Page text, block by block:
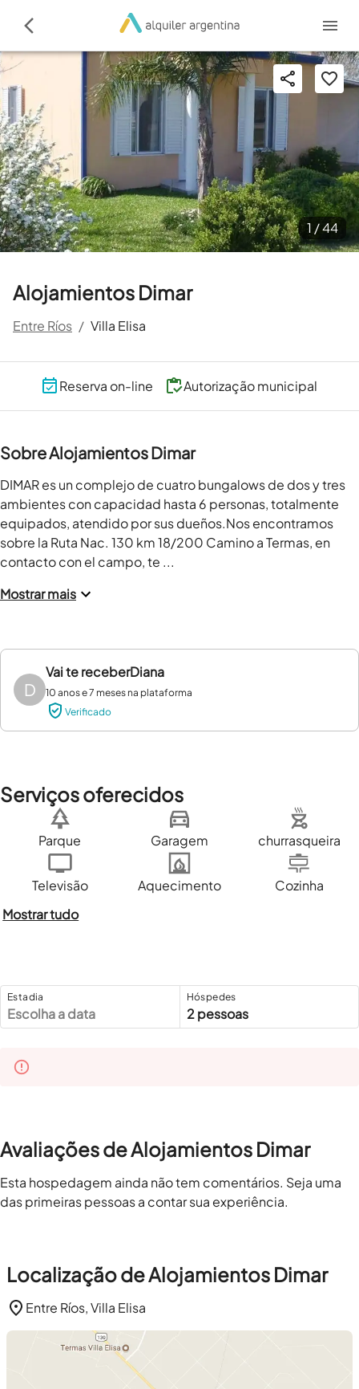
Alojamientos Dimar
Entre Ríos / Villa Elisa
1 /44
Reserva on-line Autorização municipal
Sobre Alojamientos Dimar
DIMAR es un complejo de cuatro bungalows de dos y tres
ambientes con capacidad hasta 6 personas, totalmente
equipados, atendido por sus dueños.Nos encontramos
sobre la Ruta Nac. 130 km 18/200 Camino a Termas, en
contacto con el campo, te ...
Mostrar mais
D
Vai te receberDiana
10 anos e 7 meses na plataforma
Verificado
Serviços oferecidos
Parque Garagem churrasqueira
Televisão Aquecimento
Cozinha
Mostrar tudo
Estadia
Escolha a data
Hóspedes
2 pessoas
Avaliações de Alojamientos Dimar
Esta hospedagem ainda não tem comentários. Seja uma
das primeiras pessoas a contar sua experiência.
Localização de Alojamientos Dimar
Entre Ríos, Villa Elisa